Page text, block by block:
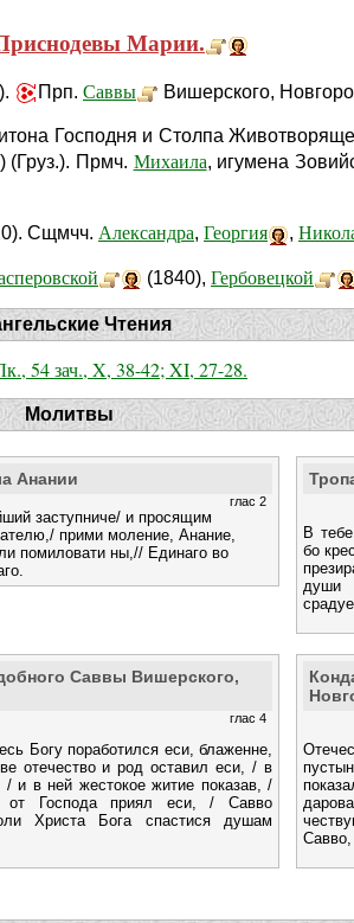
Марии.
Прп. Саввы Вишерского,
Господня и Столпа
(Груз.). Прмч. Михаила, игумена
Сщмчч. Александра, Георгия ,
(1840), Гербовецкой
Чтения
54 зач., X, 38-42; XI, 27-28.
Молитвы
Анании
глас 2
заступниче/ и просящим
прими моление, Анание,
помиловати ны,// Единаго во
В
бо
души
Саввы Вишерского,
глас 4
Богу поработился еси, блаженне,
отечество и род оставил еси, / в
/ и в ней жестокое житие показав, /
от Господа приял еси, / Савво
Христа Бога спастися душам
Савво,